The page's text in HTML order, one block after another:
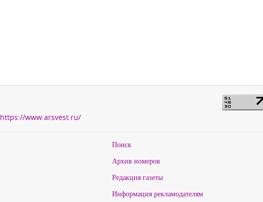
https://www.arsvest.ru/
Поиск
Архив номеров
Редакция газеты
Информация рекламодателям